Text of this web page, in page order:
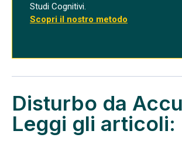
Studi Cognitivi.
Scopri il nostro metodo
Disturbo da
Leggi gli articoli: